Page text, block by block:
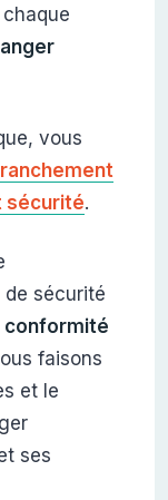
vous
sécurité.
sécurité
conformité
faisons
et le
ses